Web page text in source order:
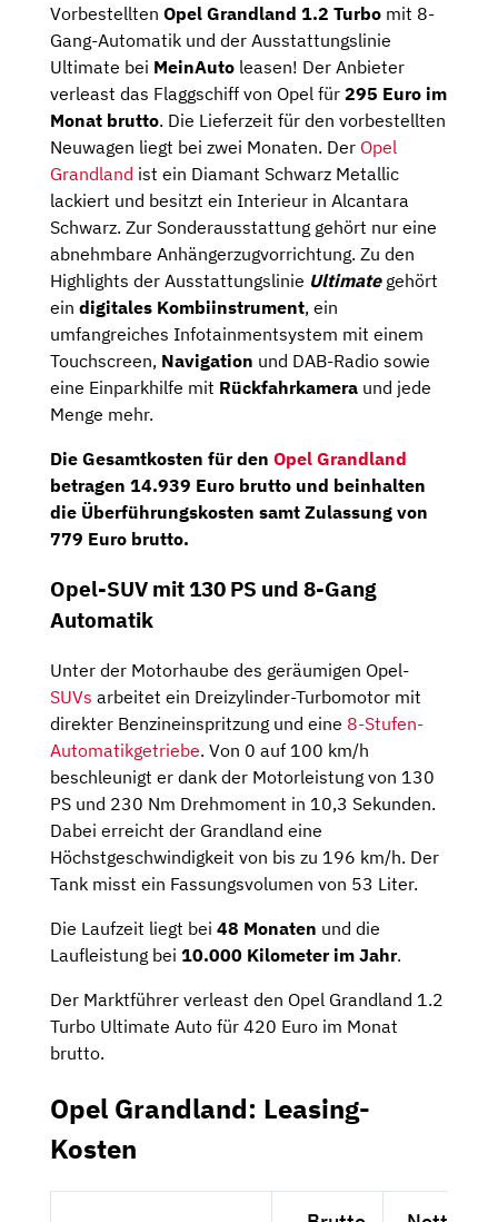
Vorbestellten Opel Grandland 1.2 Turbo mit 8-
Gang-Automatik und der Ausstattungslinie
Ultimate bei MeinAuto leasen! Der Anbieter
verleast das Flaggschiff von Opel für 295 Euro im
Monat brutto. Die Lieferzeit für den vorbestellten
Neuwagen liegt bei zwei Monaten. Der Opel
Grandland ist ein Diamant Schwarz Metallic
lackiert und besitzt ein Interieur in Alcantara
Schwarz. Zur Sonderausstattung gehört nur eine
abnehmbare Anhängerzugvorrichtung. Zu den
Highlights der Ausstattungslinie Ultimategehört
ein digitales Kombiinstrument, ein
umfangreiches Infotainmentsystem mit einem
Touchscreen, Navigation und DAB-Radio sowie
eine Einparkhilfe mit Rückfahrkamera und jede
Menge mehr.
Die Gesamtkosten für den Opel Grandland
betragen 14.939 Euro brutto und beinhalten
die Überführungskosten samt Zulassung von
779 Euro brutto.
Opel-SUV mit 130 PS und 8-Gang
Automatik
Unter der Motorhaube des geräumigen Opel-
SUVs arbeitet ein Dreizylinder-Turbomotor mit
direkter Benzineinspritzung und eine 8-Stufen-
Automatikgetriebe. Von 0 auf 100 km/h
beschleunigt er dank der Motorleistung von 130
PS und 230 Nm Drehmoment in 10,3 Sekunden.
Dabei erreicht der Grandland eine
Höchstgeschwindigkeit von bis zu 196 km/h. Der
Tank misst ein Fassungsvolumen von 53 Liter.
Die Laufzeit liegt bei 48 Monaten und die
Laufleistung bei 10.000 Kilometer im Jahr.
Der Marktführer verleast den Opel Grandland 1.2
Turbo Ultimate Auto für 420 Euro im Monat
brutto.
Opel Grandland: Leasing-
Kosten